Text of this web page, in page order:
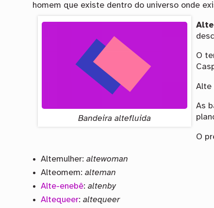
homem que existe dentro do universo onde
Bandeira altefluida
O
Alte
As
O
Altemulher: altewoman
Alteomem: alteman
Alte-enebê: altenby
Altequeer: altequeer